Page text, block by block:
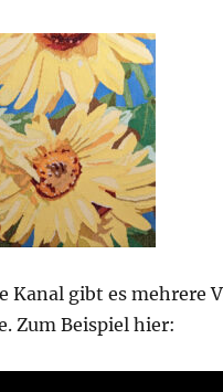
Kanal gibt es mehrere
Zum Beispiel hier: